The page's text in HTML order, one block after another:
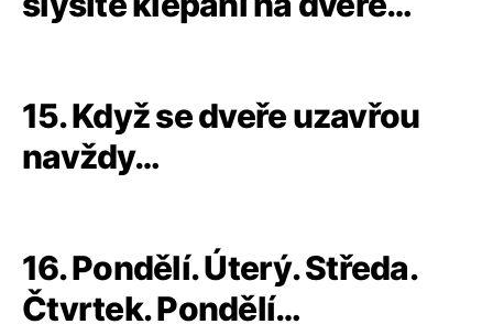
15. Když se dveře uzavřou
navždy…
16. Pondělí. Úterý. Středa.
Čtvrtek. Pondělí…